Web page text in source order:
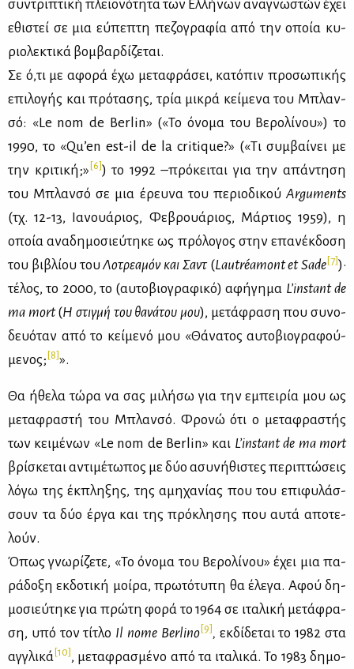
συ­ντρι­πτι­κή πλειο­νό­τη­τα των Ελ­λή­νων ανα­γνω­στών έχει
εθι­στεί σε μια εύ­πε­πτη πε­ζο­γρα­φία από την οποία κυ­
ριο­λε­κτι­κά βομ­βαρ­δί­ζε­ται.
Σε ό,τι με αφο­ρά έχω με­τα­φρά­σει, κα­τό­πιν προ­σω­πι­κής
επι­λο­γής και πρό­τα­σης, τρία μι­κρά κεί­με­να του Mπλαν­
σό: «Le nom de Berlin» («Το όνο­μα του Βε­ρο­λί­νου») το
1990, το «Qu’en est-il de la critique?» («Τι συμ­βαί­νει με
την κρι­τι­κή;»[6]) το 1992 –πρό­κει­ται για την απά­ντη­ση
του Μπλαν­σό σε μια έρευ­να του πε­ριο­δι­κού Arguments
(τχ. 12-13, Ια­νουά­ριος, Φε­βρουά­ριος, Μάρ­τιος 1959), η
οποία ανα­δη­μο­σιεύ­τη­κε ως πρό­λο­γος στην επα­νέκ­δο­ση
του βι­βλί­ου τουΛο­τρε­α­μόν και Σαντ (LautréamontetSade[7])·
τέ­λος, τo 2000, τo (αυ­το­βιο­γρα­φι­κό) αφή­γη­μα L’instant de
ma mort(H στιγ­μή του θα­νά­του μου), με­τά­φρα­ση που συ­νο­
δευό­ταν από το κεί­με­νό μου «Θά­να­τος αυ­το­βιο­γρα­φού­
με­νος;[8]».
Θα ήθε­λα τώ­ρα να σας μι­λή­σω για την εμπει­ρία μου ως
με­τα­φρα­στή του Mπλαν­σό. Φρο­νώ ότι ο με­τα­φρα­στής
των κει­μέ­νων «Le nom de Berlin» και L’instant de ma mort
βρί­σκε­ται αντι­μέ­τω­πος με δύο ασυ­νή­θι­στες πε­ρι­πτώ­σεις
λό­γω της έκ­πλη­ξης, της αμη­χα­νί­ας που του επι­φυ­λάσ­
σουν τα δύο έρ­γα και της πρό­κλη­σης που αυ­τά απο­τε­
λούν.
Όπως γνω­ρί­ζε­τε, «Το όνο­μα του Βε­ρο­λί­νου» έχει μια πα­
ρά­δο­ξη εκ­δο­τι­κή μοί­ρα, πρω­τό­τυ­πη θα έλε­γα. Αφού δη­
μο­σιεύ­τη­κε για πρώ­τη φο­ρά το 1964 σε ιτα­λι­κή με­τά­φρα­
ση, υπό τον τί­τλο Il nome Berlino[9], εκ­δί­δε­ται το 1982 στα
αγ­γλι­κά[10], με­τα­φρα­σμέ­νο από τα ιτα­λι­κά. Το 1983 δη­μο­